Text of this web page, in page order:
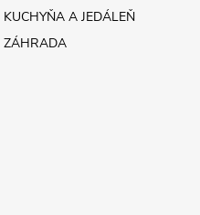
KUCHYŇA A JEDÁLEŇ
ZÁHRADA